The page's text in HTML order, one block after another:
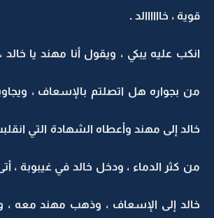
قوية ، خاااااالد .
انكب عليه يبكي ، ويقول أنا مهند يا خالد
من بجواره هل اتصلتم بالإسعاف ،
خالد إلى مهند وأعطاه الشهادة التي
من كثر الدماء ، ودخل خالد في غيبوبة ،
خالد إلى الإسعاف ، وذهب مهند معه ،